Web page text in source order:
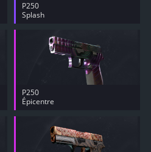
P250
Splash
P250
Épicentre